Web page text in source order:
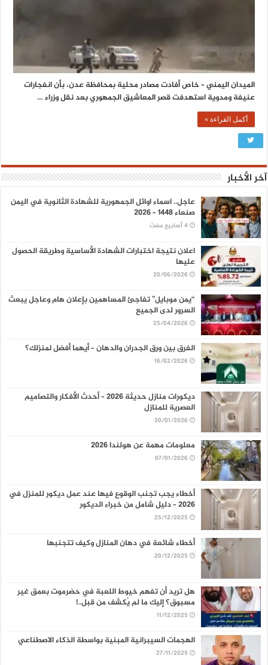
الميدان اليمني – خاص أفادت مصادر محلية بمحافظة عدن، بأن انفجارات
عنيفة ومدوية استهدفت قصر المعاشيق الجمهوري بعد نقل وزراء …
أكمل القراءة »
آخر الأخبار
عاجل.. اسماء اوائل الجمهورية للشهادة الثانوية في اليمن
صنعاء 1448 – 2026
اعلان نتيجة اختبارات الشهادة الأساسية وطريقة الحصول
عليها
20/06/2026
“يمن موبايل” تفاجئ المساهمين بإعلان هام وعاجل يبعث
السرور لدى الجميع
25/04/2026
الفرق بين ورق الجدران والدهان – أيهما أفضل لمنزلك؟
16/02/2026
ديكورات منازل حديثة 2026 – أحدث الأفكار والتصاميم
العصرية للمنازل
20/01/2026
معلومات مهمة عن هولندا 2026
07/01/2026
أخطاء يجب تجنب الوقوع فيها عند عمل ديكور للمنزل في
2026 – دليل شامل من خبراء الديكور
25/12/2025
أخطاء شائعة في دهان المنازل وكيف تتجنبها
20/12/2025
هل تريد أن تفهم خيوط اللعبة في حضرموت بعمق غير
مسبوق؟ إليك ما لم يُكشف من قبل..!
11/12/2025
الهجمات السيبرانية المبنية بواسطة الذكاء الاصطناعي
27/11/2025